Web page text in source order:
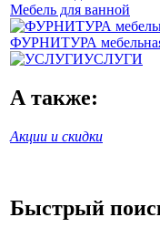
Мебель для ванной
ФУРНИТУРА
УСЛУГИ
А также:
Акции и скидки
Быстрый